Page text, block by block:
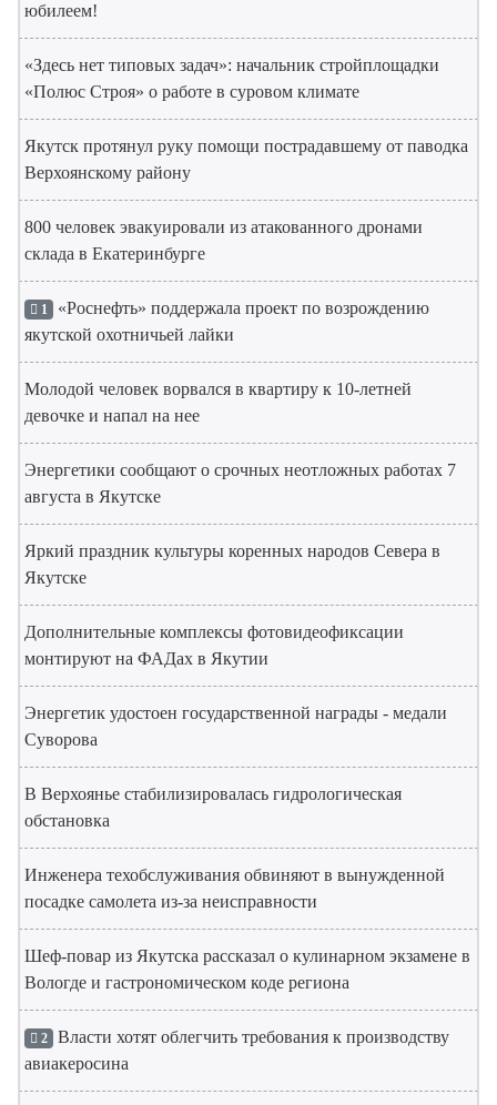
юбилеем!
«Здесь нет типовых задач»: начальник стройплощадки
«Полюс Строя» о работе в суровом климате
Якутск протянул руку помощи пострадавшему от паводка
Верхоянскому району
800 человек эвакуировали из атакованного дронами
склада в Екатеринбурге
1 «Роснефть» поддержала проект по возрождению
якутской охотничьей лайки
Молодой человек ворвался в квартиру к 10-летней
девочке и напал на нее
Энергетики сообщают о срочных неотложных работах 7
августа в Якутске
Яркий праздник культуры коренных народов Севера в
Якутске
Дополнительные комплексы фотовидеофиксации
монтируют на ФАДах в Якутии
Энергетик удостоен государственной награды - медали
Суворова
В Верхоянье стабилизировалась гидрологическая
обстановка
Инженера техобслуживания обвиняют в вынужденной
посадке самолета из-за неисправности
Шеф-повар из Якутска рассказал о кулинарном экзамене в
Вологде и гастрономическом коде региона
2 Власти хотят облегчить требования к производству
авиакеросина